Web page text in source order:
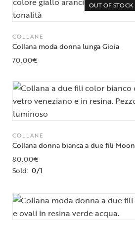
OUT OF STOCK
COLLANE
Collana moda donna lunga Gioia
70,00€
COLLANE
Collana donna bianca a due fili Moon
80,00€
Sold: 0/1